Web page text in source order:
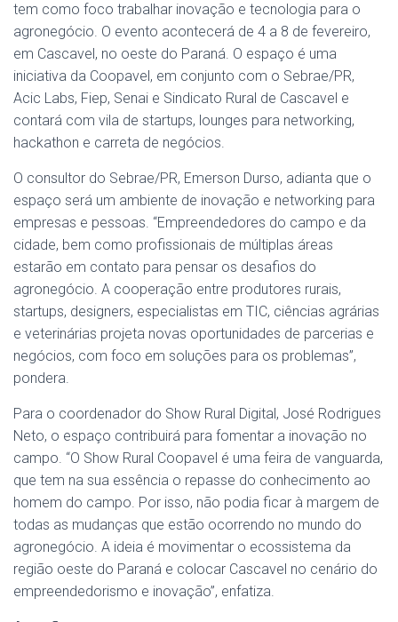
tem como foco trabalhar inovação e tecnologia para o
agronegócio. O evento acontecerá de 4 a 8 de fevereiro,
em Cascavel, no oeste do Paraná. O espaço é uma
iniciativa da Coopavel, em conjunto com o Sebrae/PR,
Acic Labs, Fiep, Senai e Sindicato Rural de Cascavel e
contará com vila de startups, lounges para networking,
hackathon e carreta de negócios.
O consultor do Sebrae/PR, Emerson Durso, adianta que o
espaço será um ambiente de inovação e networking para
empresas e pessoas. “Empreendedores do campo e da
cidade, bem como profissionais de múltiplas áreas
estarão em contato para pensar os desafios do
agronegócio. A cooperação entre produtores rurais,
startups, designers, especialistas em TIC, ciências agrárias
e veterinárias projeta novas oportunidades de parcerias e
negócios, com foco em soluções para os problemas”,
pondera.
Para o coordenador do Show Rural Digital, José Rodrigues
Neto, o espaço contribuirá para fomentar a inovação no
campo. “O Show Rural Coopavel é uma feira de vanguarda,
que tem na sua essência o repasse do conhecimento ao
homem do campo. Por isso, não podia ficar à margem de
todas as mudanças que estão ocorrendo no mundo do
agronegócio. A ideia é movimentar o ecossistema da
região oeste do Paraná e colocar Cascavel no cenário do
empreendedorismo e inovação”, enfatiza.